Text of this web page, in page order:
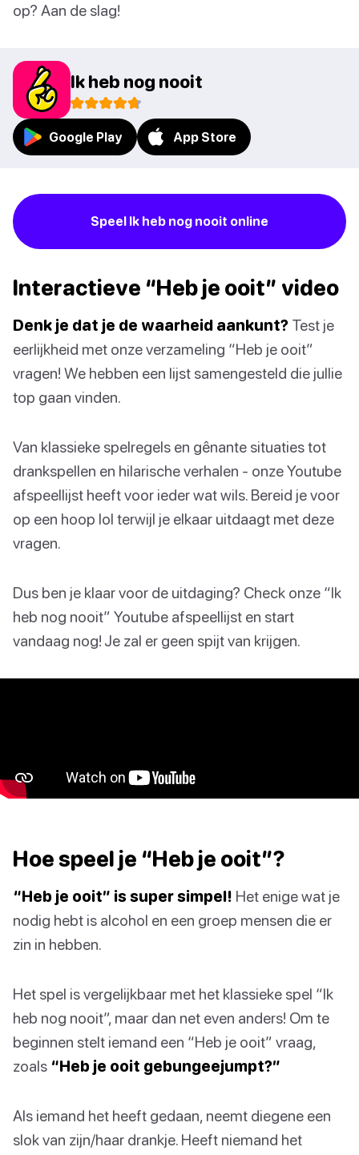
op? Aan de slag!
Ik heb nog nooit
Google Play App Store
Speel Ik heb nog nooit online
Interactieve “Heb je ooit” video
Denk je dat je de waarheid aankunt? Test je
eerlijkheid met onze verzameling “Heb je ooit”
vragen! We hebben een lijst samengesteld die jullie
top gaan vinden.
Van klassieke spelregels en gênante situaties tot
drankspellen en hilarische verhalen - onze Youtube
afspeellijst heeft voor ieder wat wils. Bereid je voor
op een hoop lol terwijl je elkaar uitdaagt met deze
vragen.
Dus ben je klaar voor de uitdaging? Check onze “Ik
heb nog nooit” Youtube afspeellijst en start
vandaag nog! Je zal er geen spijt van krijgen.
Hoe speel je “Heb je ooit”?
“Heb je ooit” is super simpel! Het enige wat je
nodig hebt is alcohol en een groep mensen die er
zin in hebben.
Het spel is vergelijkbaar met het klassieke spel “Ik
heb nog nooit”, maar dan net even anders! Om te
beginnen stelt iemand een “Heb je ooit” vraag,
zoals “Heb je ooit gebungeejumpt?”
Als iemand het heeft gedaan, neemt diegene een
slok van zijn/haar drankje. Heeft niemand het